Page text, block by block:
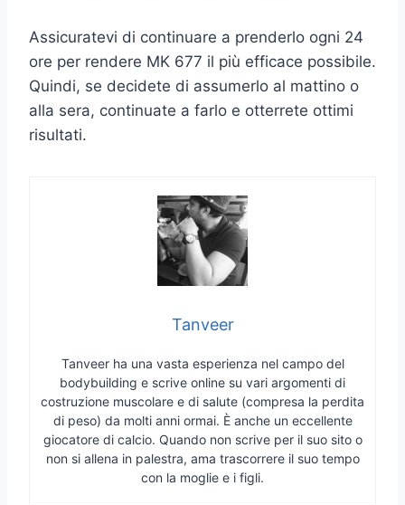
Assicuratevi di continuare a prenderlo ogni 24
ore per rendere MK 677 il più efficace possibile.
Quindi, se decidete di assumerlo al mattino o
alla sera, continuate a farlo e otterrete ottimi
risultati.
Tanveer
Tanveer ha una vasta esperienza nel campo del
bodybuilding e scrive online su vari argomenti di
costruzione muscolare e di salute (compresa la perdita
di peso) da molti anni ormai. È anche un eccellente
giocatore di calcio. Quando non scrive per il suo sito o
non si allena in palestra, ama trascorrere il suo tempo
con la moglie e i figli.